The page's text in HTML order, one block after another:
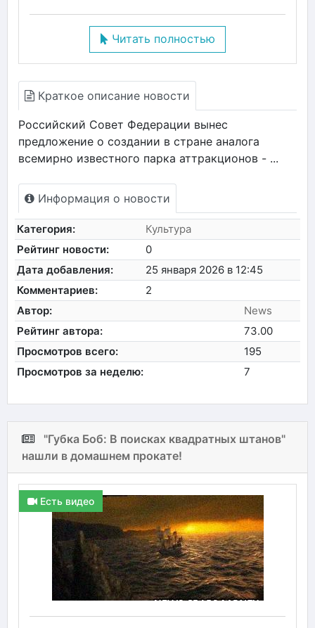
Читать полностью
Краткое описание новости
Российский Совет Федерации вынес
предложение о создании в стране аналога
всемирно известного парка аттракционов - ...
Информация о новости
Категория:
Культура
Рейтинг новости:
0
Дата добавления:
25 января 2026 в 12:45
Комментариев:
2
Автор:
News
Рейтинг автора:
73.00
Просмотров всего:
195
Просмотров за неделю:
7
"Губка Боб: В поисках квадратных штанов"
нашли в домашнем прокате!
Есть видео